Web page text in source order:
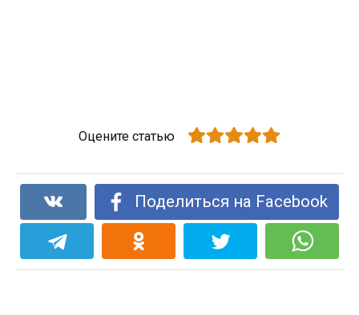
Оцените статью
Поделиться на Facebook